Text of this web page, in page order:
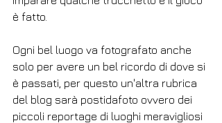
è fatto.
Ogni bel luogo va fotografato anche
solo per avere un bel ricordo di dove si
è passati, per questo un'altra rubrica
del blog sarà postidafoto ovvero dei
piccoli reportage di luoghi meravigliosi